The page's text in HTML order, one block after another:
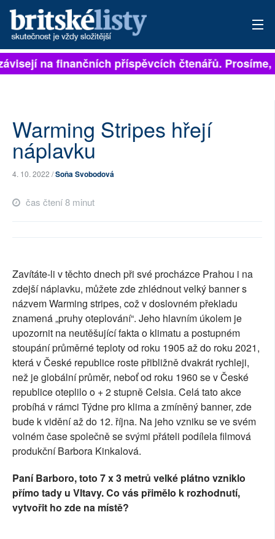
PŘIHLÁSIT
ARCHIV
ROZHOVORY
TÉMATA
NEJČTENĚJŠÍ ZA 7 DNÍ
SOCIÁLNÍ SÍTĚ
RUBRIKY
PLNÁ VERZE STRÁNEK
na finančních příspěvcích čtenářů. Prosíme,
Warming Stripes hřejí
náplavku
4. 10. 2022 /Soňa Svobodová
čas čtení 8 minut
Zavítáte-li v těchto dnech při své procházce Prahou i na
zdejší náplavku, můžete zde zhlédnout velký banner s
názvem Warming stripes, což v doslovném překladu
znamená „pruhy oteplování“. Jeho hlavním úkolem je
upozornit na neutěšující fakta o klimatu a postupném
stoupání průměrné teploty od roku 1905 až do roku 2021,
která v České republice roste přibližně dvakrát rychleji,
než je globální průměr, neboť od roku 1960 se v České
republice oteplilo o + 2 stupně Celsia. Celá tato akce
probíhá v rámci Týdne pro klima a zmíněný banner, zde
bude k vidění až do 12. října. Na jeho vzniku se ve svém
volném čase společně se svými přáteli podílela filmová
produkční Barbora Kinkalová.
Paní Barboro, toto 7 x 3 metrů velké plátno vzniklo
přímo tady u Vltavy. Co vás přimělo k rozhodnutí,
vytvořit ho zde na místě?